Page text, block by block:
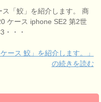
「鮫」を紹介します。 商
ケース iphone SE2 第2世
・・・
ース 鮫」を紹介します。」
の続きを読む